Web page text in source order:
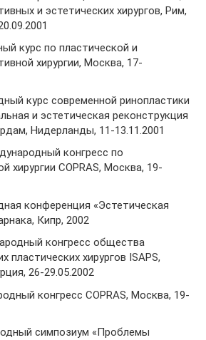
и эстетических хирургов, Рим,
курс по пластической и
хирургии, Москва, 17-
курс современной ринопластики
и эстетическая реконструкция
Нидерланды, 11-13.11.2001
конгресс по
хирургии COPRAS, Москва, 19-
конференция «Эстетическая
Кипр, 2002
конгресс общества
пластических хирургов ISAPS,
26-29.05.2002
конгресс COPRAS, Москва, 19-
симпозиум «Проблемы